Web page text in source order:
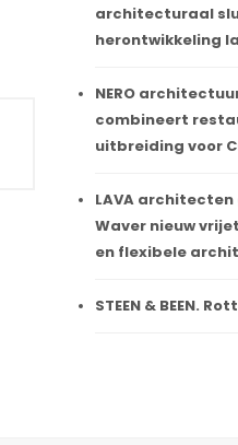
architecturaal
herontwikkeling
NERO
combineert
uitbreiding voor
LAVA
Waver nieuw
en flexibele
STEEN & BEEN.